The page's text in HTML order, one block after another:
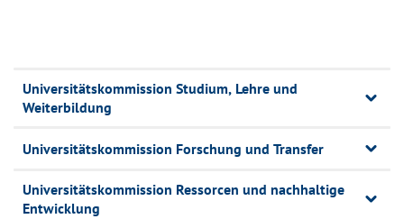
Universitätskommission Studium, Lehre und
Weiterbildung
Universitätskommission Forschung und Transfer
Universitätskommission Ressorcen und nachhaltige
Entwicklung